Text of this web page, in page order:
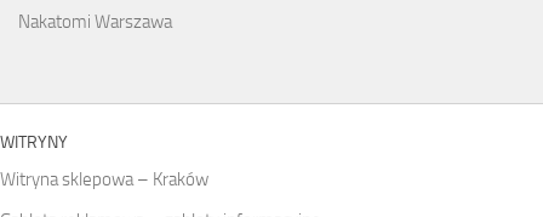
Nakatomi Warszawa
WITRYNY
Witryna sklepowa – Kraków